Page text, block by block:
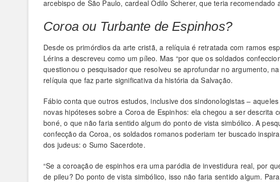
arcebispo de São Paulo, cardeal Odilo Scherer, que teria recomendado
Coroa ou Turbante de Espinhos?
Desde os primórdios da arte cristã, a relíquia é retratada com ramos
Lérins a descreveu como um píleo. Mas “por que os soldados
questionou o pesquisador que resolveu se aprofundar no argumento,
relíquia que faz parte significativa da história da Salvação.
Fábio conta que outros estudos, inclusive dos sindonologistas –
novas hipóteses sobre a Coroa de Espinhos: ela chegou a ser descrita
boné, o que não faria sentido algum do ponto de vista simbólico. A
confecção da Coroa, os soldados romanos poderiam ter buscado
dos judeus: o Sumo Sacerdote.
“Se a coroação de espinhos era uma paródia de investidura real, por
de pileu? Do ponto de vista simbólico, isso não faria sentido algum.